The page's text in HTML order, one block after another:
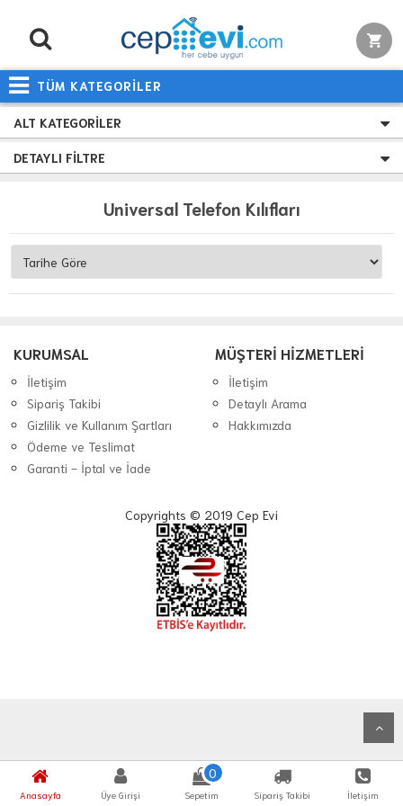
TÜM KATEGORİLER
Anasayfa Üye Girişi
0
Sepetim Sipariş Takibi İletişim
ALT KATEGORILER
DETAYLI FILTRE
Universal Telefon Kılıfları
KURUMSAL
İletişim
Sipariş Takibi
Gizlilik ve Kullanım Şartları
Ödeme ve Teslimat
Garanti - İptal ve İade
MÜŞTERİ HİZMETLERİ
İletişim
Detaylı Arama
Hakkımızda
Copyrights © 2019 Cep Evi